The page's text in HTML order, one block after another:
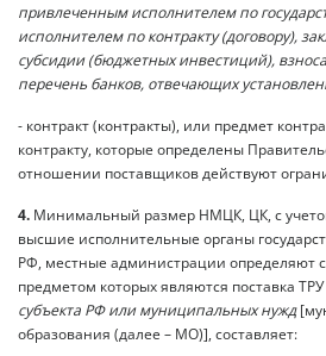
привлеченным исполнителем по
исполнителем по контракту (договору),
субсидии (бюджетных инвестиций),
перечень банков, отвечающих
- контракт (контракты), или предмет
контракту, которые определены
отношении поставщиков действуют
4. Минимальный размер НМЦК, ЦК, с
высшие исполнительные органы
РФ, местные администрации определяют
предметом которых являются поставка
субъекта РФ или муниципальных нужд
образования (далее – МО)], составляет: